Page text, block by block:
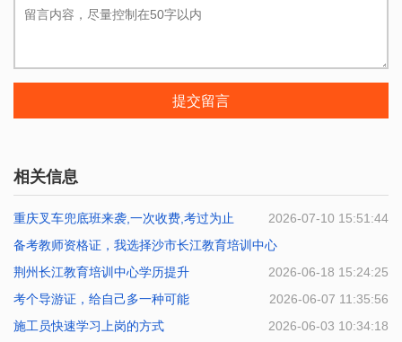
提交留言
相关信息
重庆叉车兜底班来袭,一次收费,考过为止
2026-07-10 15:51:44
备考教师资格证，我选择沙市长江教育培训中心
2026-06-29 14:57:22
荆州长江教育培训中心学历提升
2026-06-18 15:24:25
考个导游证，给自己多一种可能
2026-06-07 11:35:56
施工员快速学习上岗的方式
2026-06-03 10:34:18